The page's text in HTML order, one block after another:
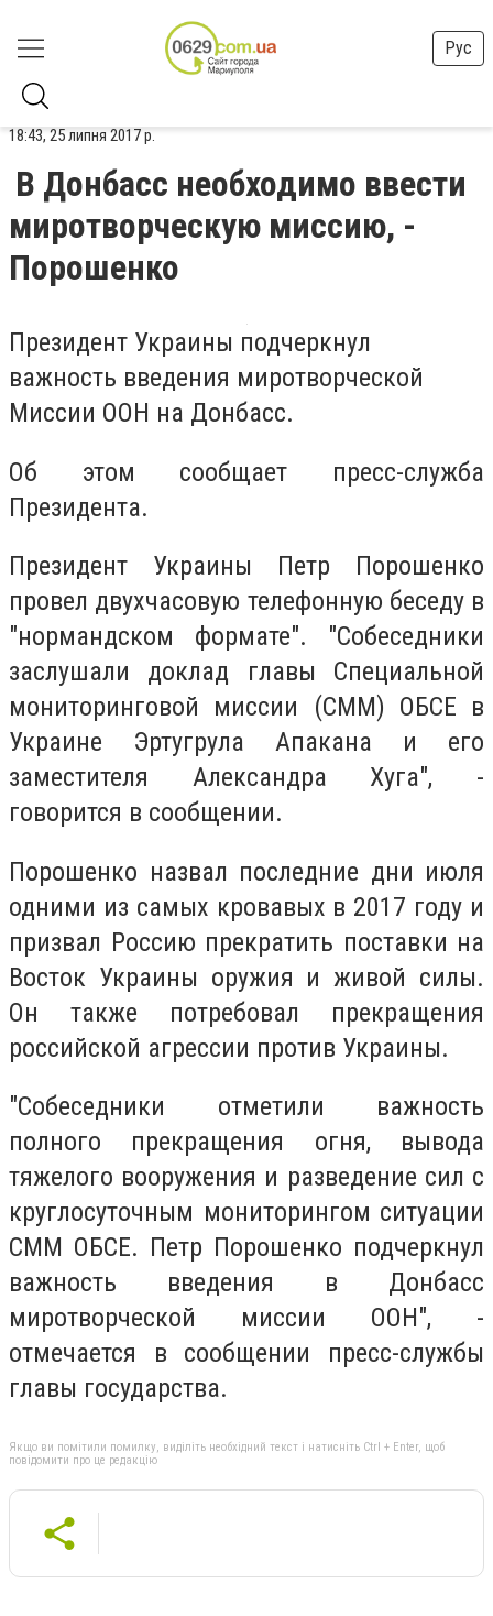
Рус
18:43, 25 липня 2017 р.
В Донбасс необходимо ввести
миротворческую миссию, -
Порошенко
Президент Украины подчеркнул
важность введения миротворческой
Миссии ООН на Донбасс.
Об этом сообщает пресс-служба
Президента.
Президент Украины Петр Порошенко
провел двухчасовую телефонную беседу в
"нормандском формате". "Собеседники
заслушали доклад главы Специальной
мониторинговой миссии (СММ) ОБСЕ в
Украине Эртугрула Апакана и его
заместителя Александра Хуга", -
говорится в сообщении.
Порошенко назвал последние дни июля
одними из самых кровавых в 2017 году и
призвал Россию прекратить поставки на
Восток Украины оружия и живой силы.
Он также потребовал прекращения
российской агрессии против Украины.
"Собеседники отметили важность
полного прекращения огня, вывода
тяжелого вооружения и разведение сил с
круглосуточным мониторингом ситуации
СММ ОБСЕ. Петр Порошенко подчеркнул
важность введения в Донбасс
миротворческой миссии ООН", -
отмечается в сообщении пресс-службы
главы государства.
Якщо ви помітили помилку, виділіть необхідний текст і натисніть Ctrl + Enter, щоб
повідомити про це редакцію